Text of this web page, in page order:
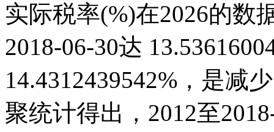
实际税率(%)在2026的数
2018-06-30达
14.4312439542%，是减
聚统计得出，2012至